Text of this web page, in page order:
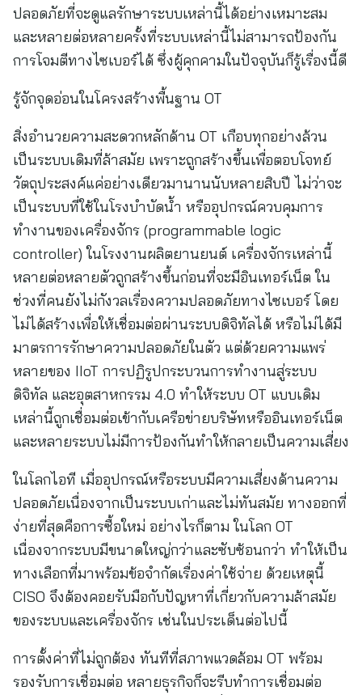
ปลอดภัยที่จะดูแลรักษาระบบเหล่านี้ได้อย่างเหมาะสม
และหลายต่อหลายครั้งที่ระบบเหล่านี้ไม่สามารถป้องกัน
การโจมตีทางไซเบอร์ได้ ซึ่งผู้คุกคามในปัจจุบันก็รู้เรื่องนี้ดี
รู้จักจุดอ่อนในโครงสร้างพื้นฐาน OT
สิ่งอำนวยความสะดวกหลักด้าน OT เกือบทุกอย่างล้วน
เป็นระบบเดิมที่ล้าสมัย เพราะถูกสร้างขึ้นเพื่อตอบโจทย์
วัตถุประสงค์แค่อย่างเดียวมานานนับหลายสิบปี ไม่ว่าจะ
เป็นระบบที่ใช้ในโรงบำบัดน้ำ หรืออุปกรณ์ควบคุมการ
ทำงานของเครื่องจักร (programmable logic
controller) ในโรงงานผลิตยานยนต์ เครื่องจักรเหล่านี้
หลายต่อหลายตัวถูกสร้างขึ้นก่อนที่จะมีอินเทอร์เน็ต ใน
ช่วงที่คนยังไม่กังวลเรื่องความปลอดภัยทางไซเบอร์ โดย
ไม่ได้สร้างเพื่อให้เชื่อมต่อผ่านระบบดิจิทัลได้ หรือไม่ได้มี
มาตรการรักษาความปลอดภัยในตัว แต่ด้วยความแพร่
หลายของ IIoT การปฏิรูปกระบวนการทำงานสู่ระบบ
ดิจิทัล และอุตสาหกรรม 4.0 ทำให้ระบบ OT แบบเดิม
เหล่านี้ถูกเชื่อมต่อเข้ากับเครือข่ายบริษัทหรืออินเทอร์เน็ต
และหลายระบบไม่มีการป้องกันทำให้กลายเป็นความเสี่ยง
ในโลกไอที เมื่ออุปกรณ์หรือระบบมีความเสี่ยงด้านความ
ปลอดภัยเนื่องจากเป็นระบบเก่าและไม่ทันสมัย ทางออกที่
ง่ายที่สุดคือการซื้อใหม่ อย่างไรก็ตาม ในโลก OT
เนื่องจากระบบมีขนาดใหญ่กว่าและซับซ้อนกว่า ทำให้เป็น
ทางเลือกที่มาพร้อมข้อจำกัดเรื่องค่าใช้จ่าย ด้วยเหตุนี้
CISO จึงต้องคอยรับมือกับปัญหาที่เกี่ยวกับความล้าสมัย
ของระบบและเครื่องจักร เช่นในประเด็นต่อไปนี้
การตั้งค่าที่ไม่ถูกต้อง ทันทีที่สภาพแวดล้อม OT พร้อม
รองรับการเชื่อมต่อ หลายธุรกิจก็จะรีบทำการเชื่อมต่อ